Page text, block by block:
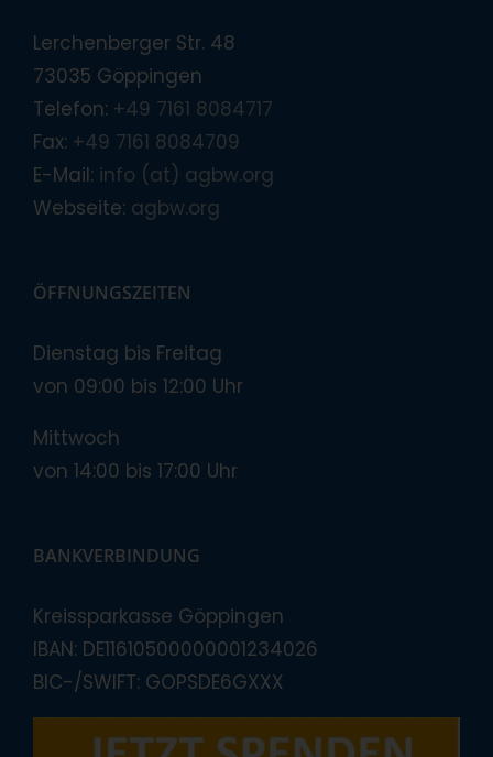
Lerchenberger Str. 48
73035 Göppingen
Telefon: +49 7161 8084717
Fax: +49 7161 8084709
E-Mail: info (at) agbw.org
Webseite: agbw.org
ÖFFNUNGSZEITEN
Dienstag bis Freitag
von 09:00 bis 12:00 Uhr
Mittwoch
von 14:00 bis 17:00 Uhr
BANKVERBINDUNG
Kreissparkasse Göppingen
IBAN: DE11610500000001234026
BIC-/SWIFT: GOPSDE6GXXX